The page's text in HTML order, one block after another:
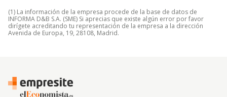
(1) La información de la empresa procede de la base de datos de
INFORMA D&B S.A. (SME) Si aprecias que existe algún error por favor
dirígete acreditando tu representación de la empresa a la dirección
Avenida de Europa, 19, 28108, Madrid.